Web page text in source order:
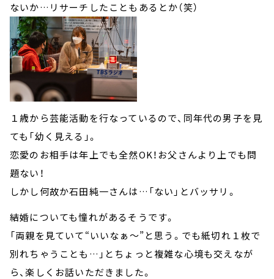
ないか…リサーチしたこともあるとか（笑）
１歳から芸能活動を行なっているので、同年代の男子を見
ても「幼く見える」。
恋愛のお相手は年上でも全然OK！お父さんより上でも問
題ない！
しかし何故か石田純一さんは…「ない」とバッサリ。
結婚についても憧れがあるそうです。
「両親を見ていて“いいなぁ～”と思う。でも紙切れ１枚で
別れちゃうことも…」とちょっと複雑な心境も交えなが
ら、楽しくお話いただきました。